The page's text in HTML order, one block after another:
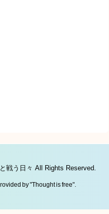
戦う日々 All Rights Reserved.
by "Thought is free".